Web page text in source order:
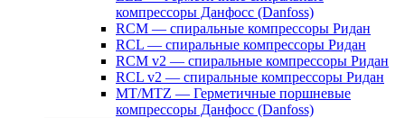
компрессоры Данфосс (Danfoss)
RCM — спиральные компрессоры Ридан
RCL — спиральные компрессоры Ридан
RCM v2 — спиральные компрессоры Ридан
RCL v2 — спиральные компрессоры Ридан
MT/MTZ — Герметичные поршневые
компрессоры Данфосс (Danfoss)